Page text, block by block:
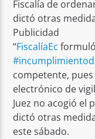
Fiscalía de
dictó otras
Publicidad
“FiscalíaEc
competente,
electrónico de
Juez no acogió el
dictó otras
este sábado.